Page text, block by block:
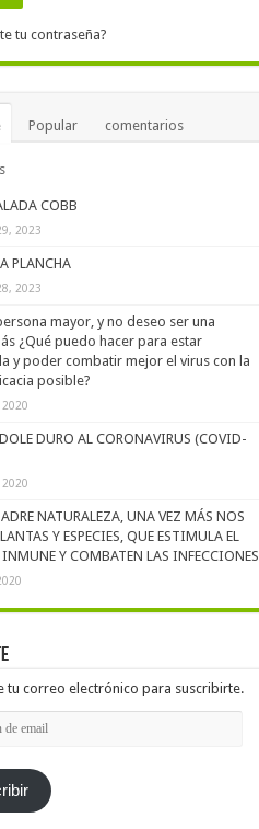
tu contraseña?
Popular comentarios
COBB
2023
PLANCHA
2023
mayor, y no deseo ser una
¿Qué puedo hacer para estar
y poder combatir mejor el virus con la
posible?
DURO AL CORONAVIRUS (COVID-
NATURALEZA, UNA VEZ MÁS NOS
Y ESPECIES, QUE ESTIMULA EL
Y COMBATEN LAS INFECCIONES
tu correo electrónico para suscribirte.